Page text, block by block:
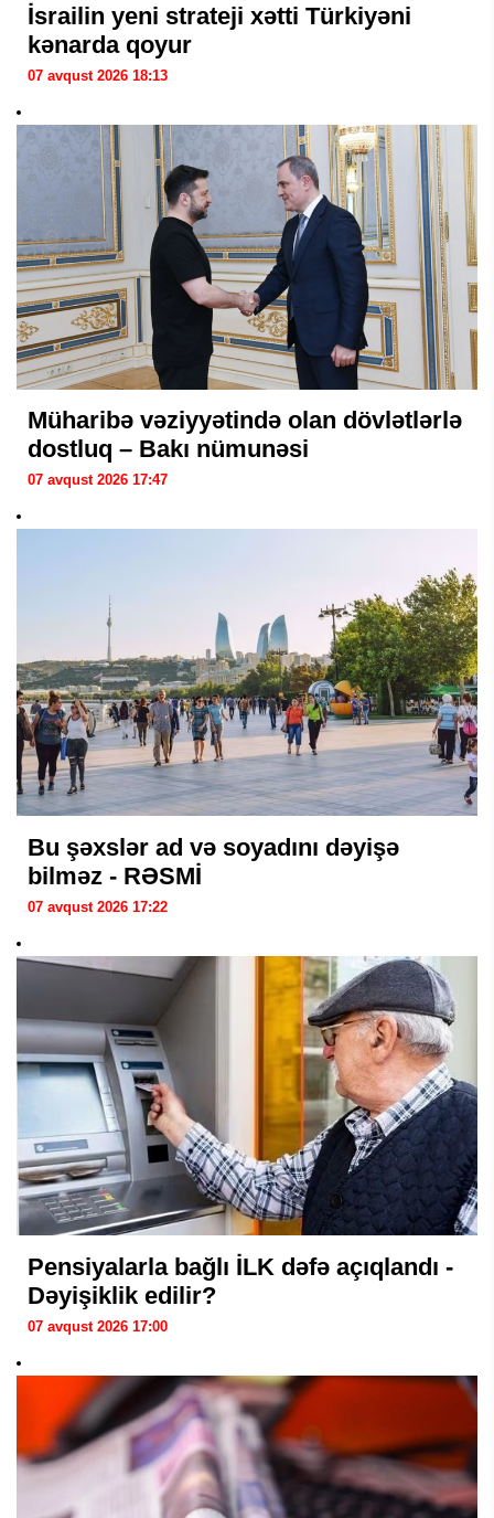
İsrailin yeni strateji xətti Türkiyəni
kənarda qoyur
07 avqust 2026 18:13
Müharibə vəziyyətində olan dövlətlərlə
dostluq – Bakı nümunəsi
07 avqust 2026 17:47
Bu şəxslər ad və soyadını dəyişə
bilməz - RƏSMİ
07 avqust 2026 17:22
Pensiyalarla bağlı İLK dəfə açıqlandı -
Dəyişiklik edilir?
07 avqust 2026 17:00